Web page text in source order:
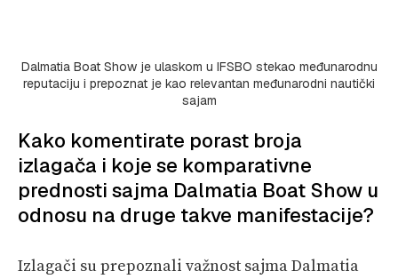
Dalmatia Boat Show je ulaskom u IFSBO stekao međunarodnu
reputaciju i prepoznat je kao relevantan međunarodni nautički
sajam
Kako komentirate porast broja
izlagača i koje se komparativne
prednosti sajma Dalmatia Boat Show u
odnosu na druge takve manifestacije?
Izlagači su prepoznali važnost sajma Dalmatia